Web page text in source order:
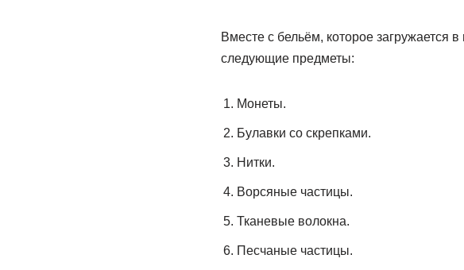
Вместе с бельём, которое загружается
следующие предметы:
Монеты.
Булавки со скрепками.
Нитки.
Ворсяные частицы.
Тканевые волокна.
Песчаные частицы.